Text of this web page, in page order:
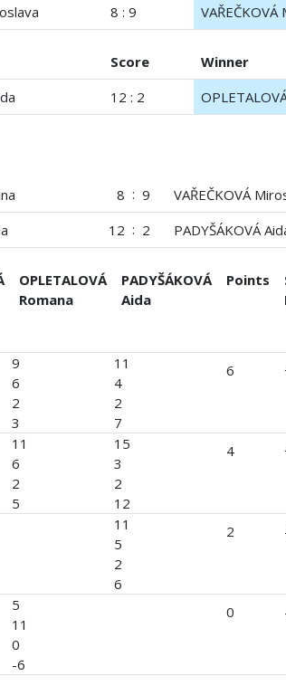
8 : 9 VAŘEČKOVÁ
Score
Winner
12 : 2
8 : 9
VAŘEČKOVÁ
12 : 2 PADYŠÁKOVÁ
OPLETALOVÁ
Romana
PADYŠÁKOVÁ
Aida
Points
9
6
2
3
11
4
2
7
6
11
6
2
5
15
3
2
12
4
11
5
2
6
2
5
11
0
-6
0